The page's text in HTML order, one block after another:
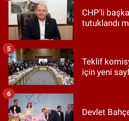
CHP'li
tutuklandı
Teklif
için yeni
5
Devlet
6